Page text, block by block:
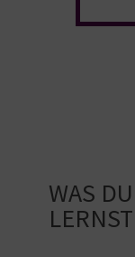
WAS
LERNST